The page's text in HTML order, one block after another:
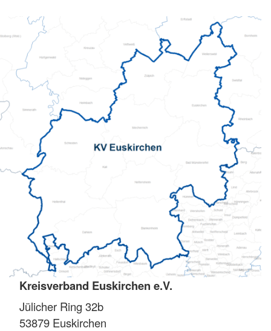
Kreisverband Euskirchen e.V.
Jülicher Ring 32b
53879 Euskirchen